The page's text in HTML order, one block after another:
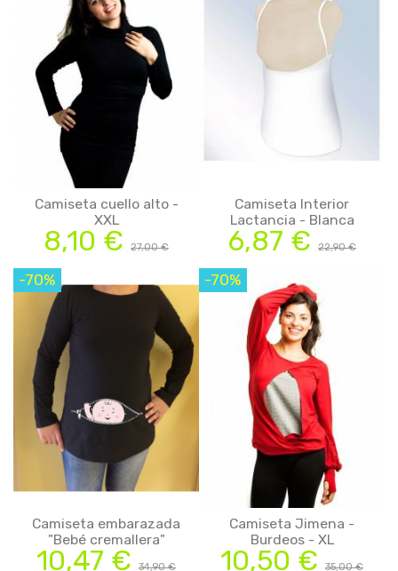
Camiseta cuello alto -
XXL
8,10 € 27,00 €
Camiseta Interior
Lactancia - Blanca
6,87 € 22,90 €
-70%
Camiseta embarazada
"Bebé cremallera"
10,47 € 34,90 €
-70%
Camiseta Jimena -
Burdeos - XL
10,50 € 35,00 €